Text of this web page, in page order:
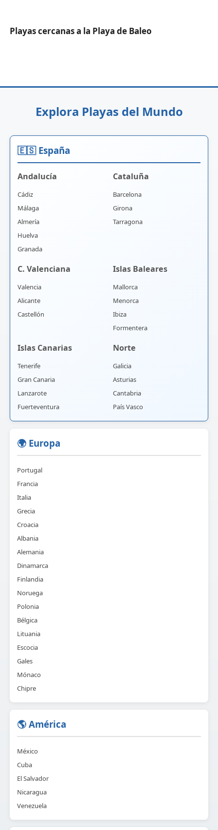
Playas cercanas a la Playa de Baleo
Explora Playas del Mundo
🇪🇸 España
Andalucía
Cádiz
Málaga
Almería
Huelva
Granada
Cataluña
Barcelona
Girona
Tarragona
C. Valenciana
Valencia
Alicante
Castellón
Islas Baleares
Mallorca
Menorca
Ibiza
Formentera
Islas Canarias
Tenerife
Gran Canaria
Lanzarote
Fuerteventura
Norte
Galicia
Asturias
Cantabria
País Vasco
🌍 Europa
Portugal
Francia
Italia
Grecia
Croacia
Albania
Alemania
Dinamarca
Finlandia
Noruega
Polonia
Bélgica
Lituania
Escocia
Gales
Mónaco
Chipre
🌎 América
México
Cuba
El Salvador
Nicaragua
Venezuela